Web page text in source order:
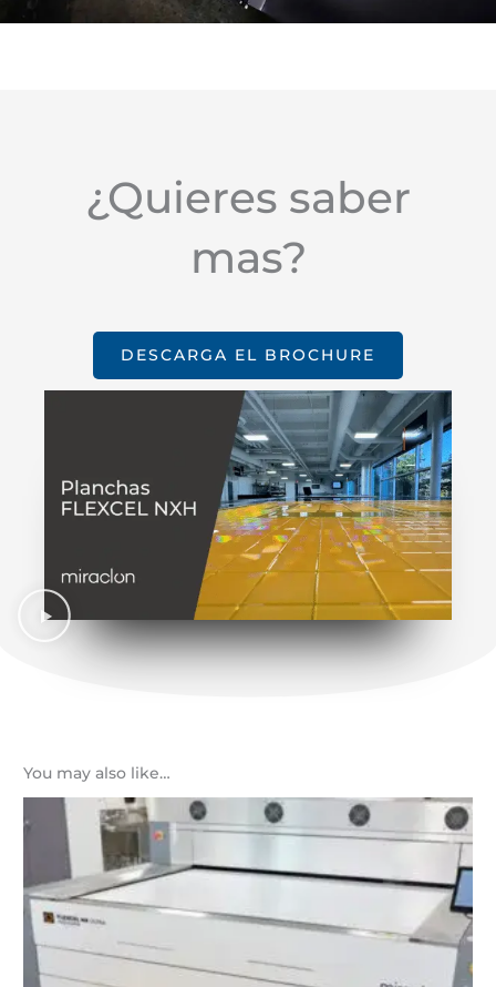
¿Quieres saber
mas?
DESCARGA EL BROCHURE
You may also like…